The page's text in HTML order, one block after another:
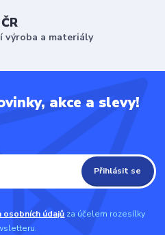
výroba a materiály
akce a slevy!
Přihlásit se
osobních údajů za účelem rozesílky